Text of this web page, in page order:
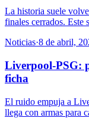
La historia suele
finales cerrados. Este
Noticias·8 de abril,
Liverpool-PSG:
ficha
El ruido empuja a
llega con armas para